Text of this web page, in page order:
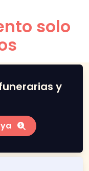
solo
y